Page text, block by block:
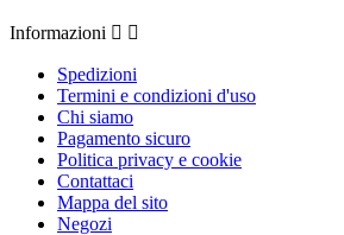
Informazioni  
Spedizioni
Termini e condizioni d'uso
Chi siamo
Pagamento sicuro
Politica privacy e cookie
Contattaci
Mappa del sito
Negozi